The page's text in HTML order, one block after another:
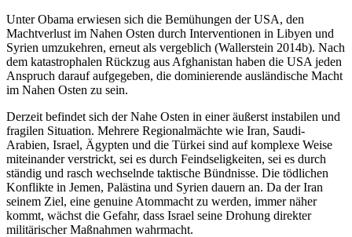
Unter Obama erwiesen sich die Bemühungen der USA, den
Machtverlust im Nahen Osten durch Interventionen in Libyen und
Syrien umzukehren, erneut als vergeblich (Wallerstein 2014b). Nach
dem katastrophalen Rückzug aus Afghanistan haben die USA jeden
Anspruch darauf aufgegeben, die dominierende ausländische Macht
im Nahen Osten zu sein.
Derzeit befindet sich der Nahe Osten in einer äußerst instabilen und
fragilen Situation. Mehrere Regionalmächte wie Iran, Saudi-
Arabien, Israel, Ägypten und die Türkei sind auf komplexe Weise
miteinander verstrickt, sei es durch Feindseligkeiten, sei es durch
ständig und rasch wechselnde taktische Bündnisse. Die tödlichen
Konflikte in Jemen, Palästina und Syrien dauern an. Da der Iran
seinem Ziel, eine genuine Atommacht zu werden, immer näher
kommt, wächst die Gefahr, dass Israel seine Drohung direkter
militärischer Maßnahmen wahrmacht.